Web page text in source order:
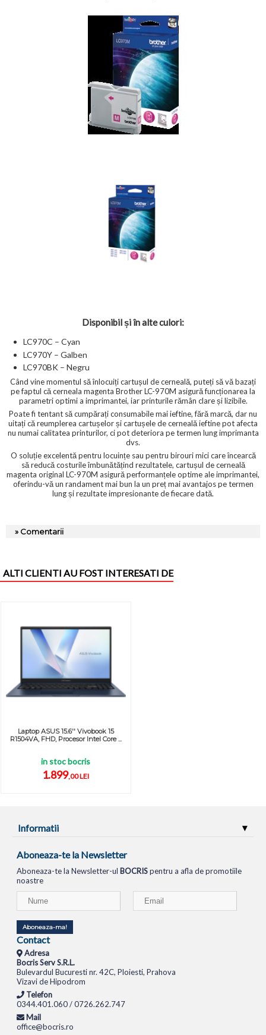
Disponibil și în alte culori:
LC970C – Cyan
LC970Y – Galben
LC970BK – Negru
Când vine momentul să înlocuiți cartușul de cerneală, puteți să vă bazați
pe faptul că cerneala magenta Brother LC-970M asigură funcționarea la
parametri optimi a imprimantei, iar printurile rămân clare și lizibile.
Poate fi tentant să cumpărați consumabile mai ieftine, fără marcă, dar nu
uitați că reumplerea cartușelor și cartușele de cerneală ieftine pot afecta
nu numai calitatea printurilor, ci pot deteriora pe termen lung imprimanta
dvs.
O soluție excelentă pentru locuințe sau pentru birouri mici care încearcă
să reducă costurile îmbunătățind rezultatele, cartușul de cerneală
magenta original LC-970M asigură performanțele optime ale imprimantei,
oferindu-vă un randament mai bun la un preț mai avantajos pe termen
lung și rezultate impresionante de fiecare dată.
» Comentarii
ALTI CLIENTI AU FOST INTERESATI DE
Laptop ASUS 15.6'' Vivobook 15
R1504VA, FHD, Procesor Intel Core ...
in stoc bocris
1.899,00 LEI
Informatii
Aboneaza-te la Newsletter
Aboneaza-te la Newsletter-ul BOCRISpentru a afla de promotiile
noastre
Aboneaza-ma!
Contact
Adresa
Bocris Serv S.R.L.
Bulevardul Bucuresti nr. 42C, Ploiesti, Prahova
Vizavi de Hipodrom
Telefon
0344.401.060 / 0726.262.747
Mail
office@bocris.ro